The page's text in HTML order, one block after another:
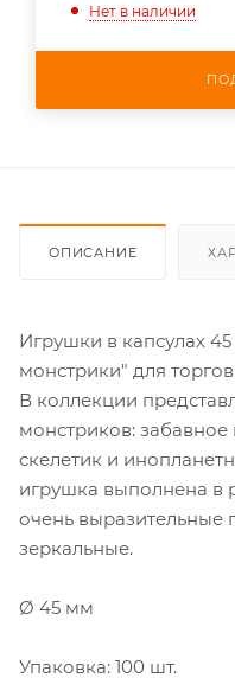
Нет в наличии
ОПИСАНИЕ
Игрушки в капсулах
монстрики" для
В коллекции
монстриков:
скелетик и
игрушка выполнена в
очень выразительные
зеркальные.
Ø 45 мм
Упаковка: 100 шт.